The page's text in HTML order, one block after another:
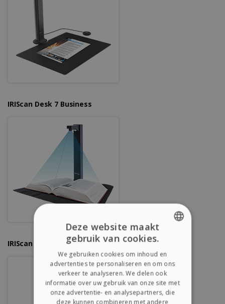
IRIScan Desk 7 Business
IRIScan Desk 6 Pro ENGLISH
FRENCH
SPANISH
GERMAN
Deze website maakt
gebruik van cookies.
We gebruiken cookies om inhoud en
advertenties te personaliseren en om ons
verkeer te analyseren. We delen ook
informatie over uw gebruik van onze site met
onze advertentie- en analysepartners, die
deze kunnen combineren met andere